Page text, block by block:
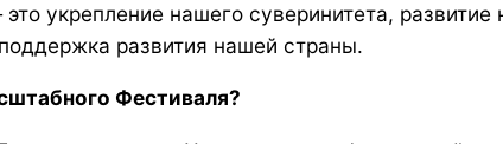
укрепление нашего суверинитета,
развития нашей страны.
Фестиваля?